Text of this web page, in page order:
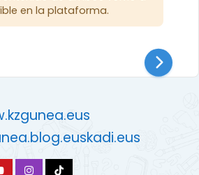
en la plataforma.